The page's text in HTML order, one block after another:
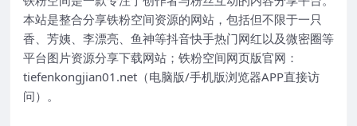
本站是整合分享铁粉空间资源的网站，包括但不限于一只
香、芳姨、李漂亮、鱼神等抖音快手热门网红以及微密圈等
平台图片资源分享下载网站；铁粉空间网页版官网：
tiefenkongjian01.net（电脑版/手机版浏览器APP直接访
问）。